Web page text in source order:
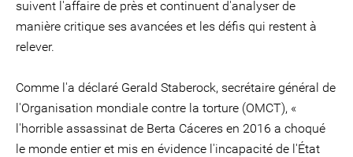
suivent l'affaire de près et continuent d'analyser de
manière critique ses avancées et les défis qui restent à
relever.
Comme l'a déclaré Gerald Staberock, secrétaire général de
l'Organisation mondiale contre la torture (OMCT), «
l'horrible assassinat de Berta Cáceres en 2016 a choqué
le monde entier et mis en évidence l'incapacité de l'État